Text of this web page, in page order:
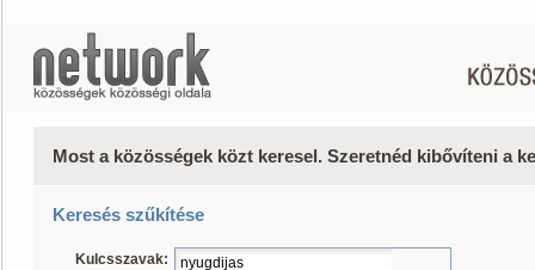
Most a közösségek közt keresel. Szeretnéd kibővíteni a
Keresés szűkítése
Kulcsszavak: